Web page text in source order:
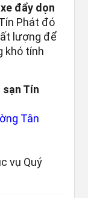
xe đẩy dọn
Phát đó
lượng để
khó tính
sạn Tín
Tân
vụ Quý